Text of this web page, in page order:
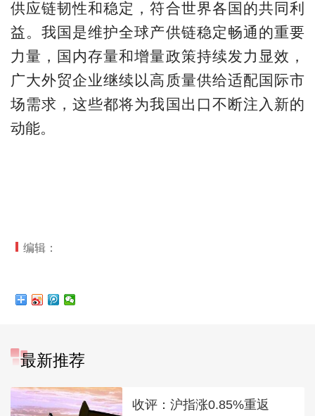
供应链韧性和稳定，符合世界各国的共同利
益。我国是维护全球产供链稳定畅通的重要
力量，国内存量和增量政策持续发力显效，
广大外贸企业继续以高质量供给适配国际市
场需求，这些都将为我国出口不断注入新的
动能。
编辑：
最新推荐
收评：沪指涨0.85%重返